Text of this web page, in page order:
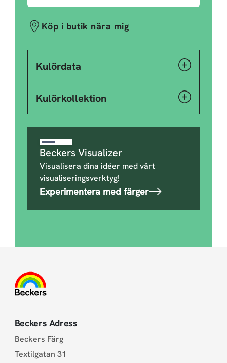
Köp i butik nära mig
Kulördata
Kulörkollektion
Beckers Visualizer
Visualisera dina idéer med vårt
visualiseringsverktyg!
Experimentera med färger
Beckers Adress
Beckers Färg
Textilgatan 31